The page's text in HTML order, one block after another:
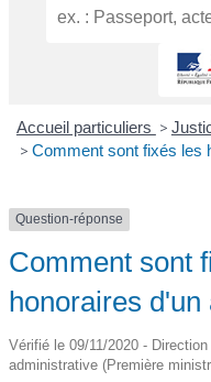
Accueil particuliers >
> Comment sont fixés les
Question-réponse
Comment sont
honoraires d'un
Vérifié le 09/11/2020 -
administrative (Première